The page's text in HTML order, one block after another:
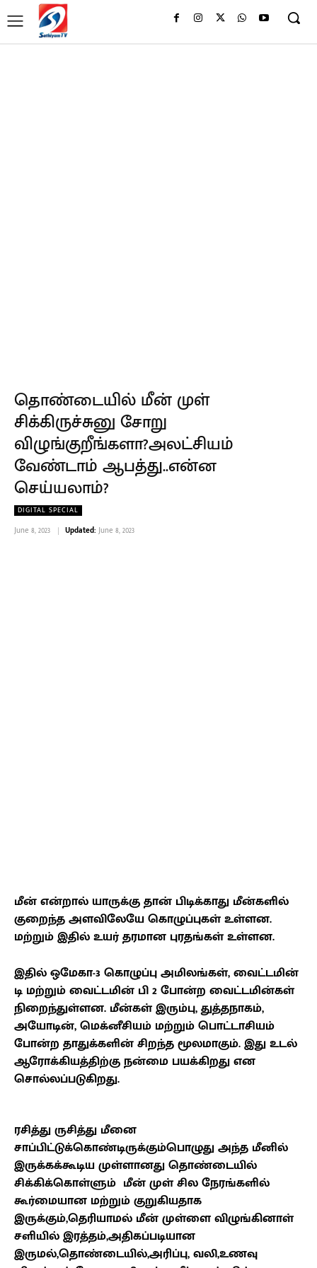
தொண்டையில் மீன் முள்
சிக்கிருச்சுனு சோறு
விழுங்குறீங்களா?அலட்சியம்
வேண்டாம் ஆபத்து..என்ன
செய்யலாம்?
DIGITAL SPECIAL
June 8, 2023 Updated: June 8, 2023
மீன் என்றால் யாருக்கு தான் பிடிக்காது மீன்களில்
குறைந்த அளவிலேயே கொழுப்புகள் உள்ளன.
மற்றும் இதில் உயர் தரமான புரதங்கள் உள்ளன.
இதில் ஒமேகா-3 கொழுப்பு அமிலங்கள், வைட்டமின்
டி மற்றும் வைட்டமின் பி 2 போன்ற வைட்டமின்கள்
நிறைந்துள்ளன. மீன்கள் இரும்பு, துத்தநாகம்,
அயோடின், மெக்னீசியம் மற்றும் பொட்டாசியம்
போன்ற தாதுக்களின் சிறந்த மூலமாகும். இது உடல்
ஆரோக்கியத்திற்கு நன்மை பயக்கிறது என
சொல்லப்படுகிறது.
ரசித்து ருசித்து மீனை
சாப்பிட்டுக்கொண்டிருக்கும்பொழுது அந்த மீனில்
இருக்கக்கூடிய முள்ளானது தொண்டையில்
சிக்கிக்கொள்ளும் மீன் முள் சில நேரங்களில்
கூர்மையான மற்றும் குறுகியதாக
இருக்கும்,தெரியாமல் மீன் முள்ளை விழுங்கினாள்
சளியில் இரத்தம்,அதிகப்படியான
இருமல்,தொண்டையில்,அரிப்பு,வலி,உணவு